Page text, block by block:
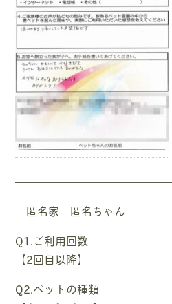
匿名家 匿名ちゃん
Q1.ご利用回数
【2回目以降】
Q2.ペットの種類